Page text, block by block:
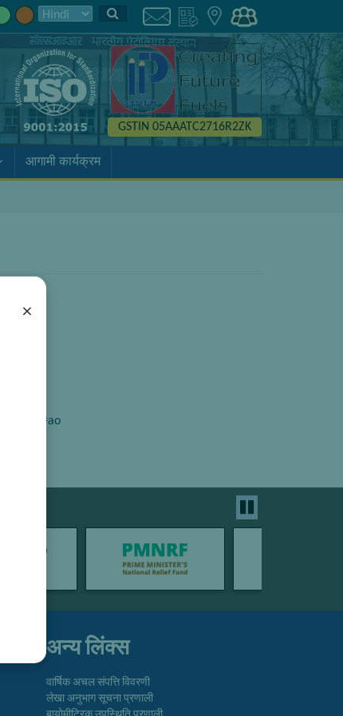
×
GSTIN 05AAATC2716R2ZK
आगामी कार्यक्रम
अन्य लिंक्स
वार्षिक अचल संपत्ति विवरणी
लेखा अनुभाग सूचना प्रणाली